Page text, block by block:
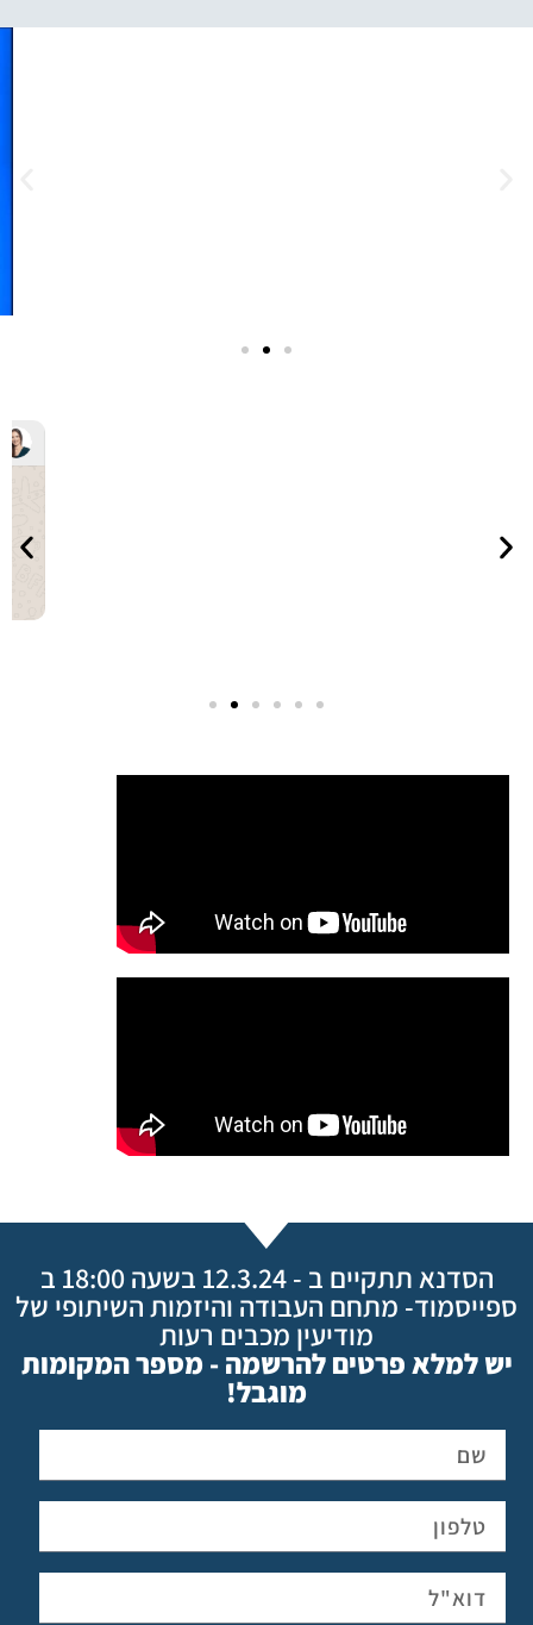
הסדנא תתקיים ב - 12.3.24 בשעה 18:00 ב
ספייסמוד- מתחם העבודה והיזמות השיתופי של
מודיעין מכבים רעות
יש למלא פרטים להרשמה - מספר המקומות
מוגבל!